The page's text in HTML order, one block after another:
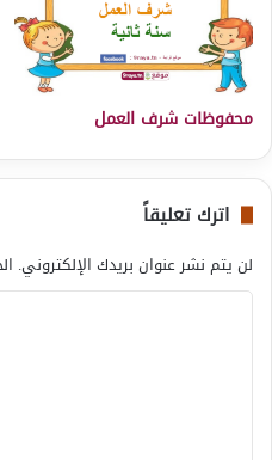
محفوظات شرف العمل
اترك تعليقاً
لن يتم نشر عنوان بريدك الإلكتروني.